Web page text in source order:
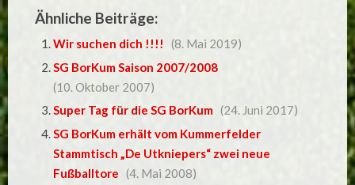
Ähnliche Beiträge:
Wir suchen dich !!!!
(8. Mai 2019)
SG BorKum Saison 2007/2008
(10. Oktober 2007)
Super Tag für die SG BorKum (24. Juni 2017)
SG BorKum erhält vom Kummerfelder
Stammtisch „De Utkniepers“ zwei neue
Fußballtore (4. Mai 2008)